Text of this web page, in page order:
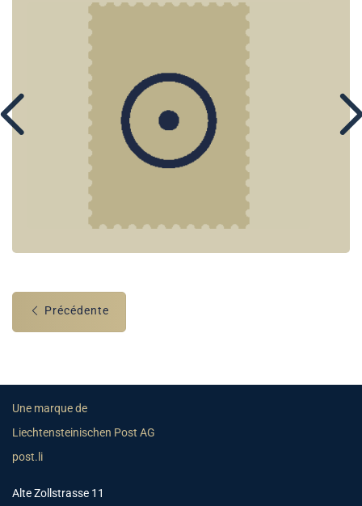
Précédente
Une marque de
Liechtensteinischen Post AG
post.li
Alte Zollstrasse 11